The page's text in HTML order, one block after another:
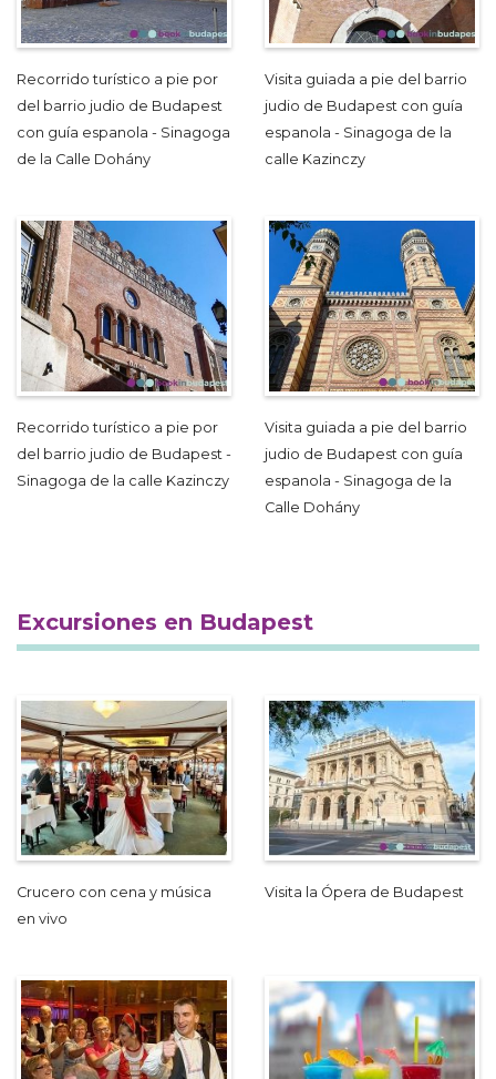
Recorrido turístico a pie por
del barrio judio de Budapest
con guía espanola - Sinagoga
de la Calle Dohány
Visita guiada a pie del barrio
judio de Budapest con guía
espanola - Sinagoga de la
calle Kazinczy
Recorrido turístico a pie por
del barrio judio de Budapest -
Sinagoga de la calle Kazinczy
Visita guiada a pie del barrio
judio de Budapest con guía
espanola - Sinagoga de la
Calle Dohány
Excursiones en Budapest
Crucero con cena y música
en vivo
Visita la Ópera de Budapest